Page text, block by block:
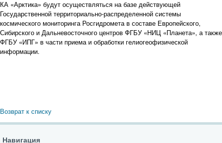
КА «Арктика» будут осуществляться на базе действующей
Государственной территориально-распределенной системы
космического мониторинга Росгидромета в составе Европейского,
Сибирского и Дальневосточного центров ФГБУ «НИЦ «Планета», а также
ФГБУ «ИПГ» в части приема и обработки гелиогеофизической
информации.
Возврат к списку
Навигация